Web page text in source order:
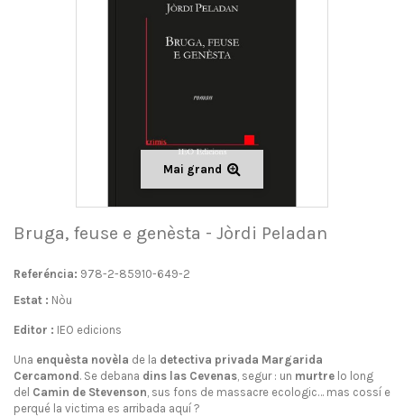
Mai grand
Bruga, feuse e genèsta - Jòrdi Peladan
Referéncia: 978-2-85910-649-2
Estat : Nòu
Editor : IEO edicions
Una enquèsta novèla de la detectiva privada Margarida
Cercamond . Se debana dins las Cevenas, segur : un murtre lo long
del Camin de Stevenson, sus fons de massacre ecologic… mas cossí e
perqué la victima es arribada aquí ?